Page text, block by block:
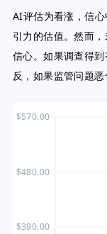
AI评估为看涨，信
引力的估值。然而
信心。如果调查得
反，如果监管问题
$390.00
$480.00
$570.00